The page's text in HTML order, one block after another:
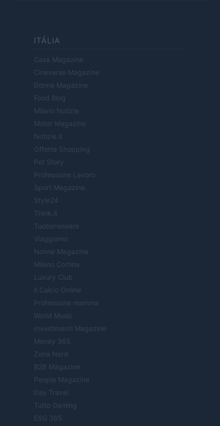
ITÁLIA
Casa Magazine
Cineverse Magazine
Donne Magazine
Food Blog
Milano Notizie
Motor Magazine
Notizie.it
Offerte Shopping
Pet Story
Professione Lavoro
Sport Magazine
Style24
Think.it
Tuobenessere
Viaggiamo
Nonne Magazine
Milano Cortina
Luxury Club
Il Calcio Online
Professione mamma
World Music
Investimenti Magazine
Money 365
Zona Nerd
B2B Magazine
People Magazine
Day Travel
Tutto Gaming
ESG 365